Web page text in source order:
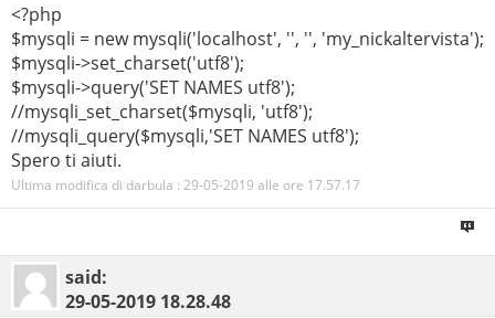
<?php
$mysqli = new mysqli('localhost', '', '', 'my_nickaltervista');
$mysqli->set_charset('utf8');
$mysqli->query('SET NAMES utf8');
//mysqli_set_charset($mysqli, 'utf8');
//mysqli_query($mysqli,'SET NAMES utf8');
Spero ti aiuti.
Ultima modifica di darbula : 29-05-2019 alle ore 17.57.17
said:
29-05-2019 18.28.48